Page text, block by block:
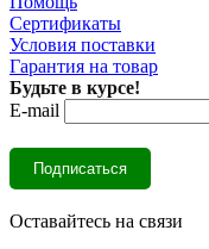
Сертификаты
Условия поставки
Гарантия на товар
Будьте в курсе!
E-mail
Оставайтесь на связи